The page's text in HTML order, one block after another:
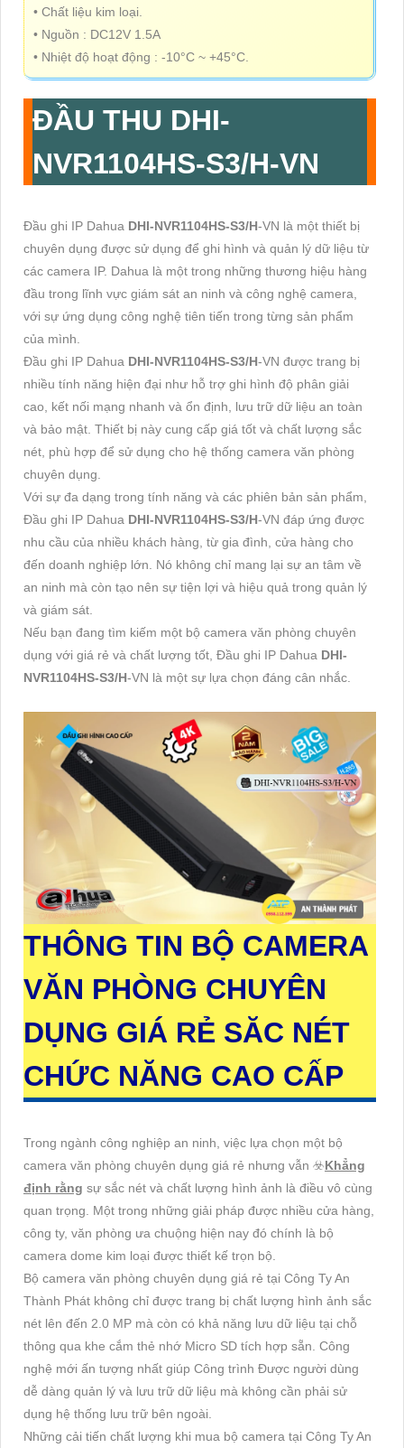
• Chất liệu kim loại.
• Nguồn : DC12V 1.5A
• Nhiệt độ hoạt động : -10°C ~ +45°C.
ĐẦU THU DHI-
NVR1104HS-S3/H-VN
Đầu ghi IP Dahua DHI-NVR1104HS-S3/H-VN là một thiết bị
chuyên dụng được sử dụng để ghi hình và quản lý dữ liệu từ
các camera IP. Dahua là một trong những thương hiệu hàng
đầu trong lĩnh vực giám sát an ninh và công nghệ camera,
với sự ứng dụng công nghệ tiên tiến trong từng sản phẩm
của mình.
Đầu ghi IP Dahua DHI-NVR1104HS-S3/H-VN được trang bị
nhiều tính năng hiện đại như hỗ trợ ghi hình độ phân giải
cao, kết nối mạng nhanh và ổn định, lưu trữ dữ liệu an toàn
và bảo mật. Thiết bị này cung cấp giá tốt và chất lượng sắc
nét, phù hợp để sử dụng cho hệ thống camera văn phòng
chuyên dụng.
Với sự đa dạng trong tính năng và các phiên bản sản phẩm,
Đầu ghi IP Dahua DHI-NVR1104HS-S3/H-VN đáp ứng được
nhu cầu của nhiều khách hàng, từ gia đình, cửa hàng cho
đến doanh nghiệp lớn. Nó không chỉ mang lại sự an tâm về
an ninh mà còn tạo nên sự tiện lợi và hiệu quả trong quản lý
và giám sát.
Nếu bạn đang tìm kiếm một bộ camera văn phòng chuyên
dụng với giá rẻ và chất lượng tốt, Đầu ghi IP Dahua DHI-
NVR1104HS-S3/H-VN là một sự lựa chọn đáng cân nhắc.
THÔNG TIN BỘ CAMERA
VĂN PHÒNG CHUYÊN
DỤNG GIÁ RẺ SĂC NÉT
CHỨC NĂNG CAO CẤP
Trong ngành công nghiệp an ninh, việc lựa chọn một bộ
camera văn phòng chuyên dụng giá rẻ nhưng vẫn ☣️Khẳng
định rằng sự sắc nét và chất lượng hình ảnh là điều vô cùng
quan trọng. Một trong những giải pháp được nhiều cửa hàng,
công ty, văn phòng ưa chuộng hiện nay đó chính là bộ
camera dome kim loại được thiết kế trọn bộ.
Bộ camera văn phòng chuyên dụng giá rẻ tại Công Ty An
Thành Phát không chỉ được trang bị chất lượng hình ảnh sắc
nét lên đến 2.0 MP mà còn có khả năng lưu dữ liệu tại chỗ
thông qua khe cắm thẻ nhớ Micro SD tích hợp sẵn. Công
nghệ mới ấn tượng nhất giúp Công trình Được người dùng
dễ dàng quản lý và lưu trữ dữ liệu mà không cần phải sử
dụng hệ thống lưu trữ bên ngoài.
Những cải tiến chất lượng khi mua bộ camera tại Công Ty An